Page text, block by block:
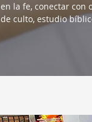
en la fe, conectar con
de culto, estudio